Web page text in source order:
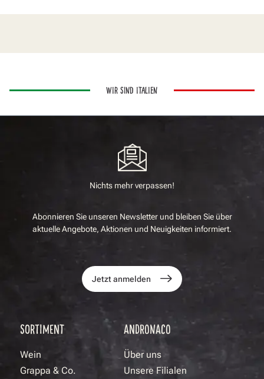
WIR SIND ITALIEN
Nichts mehr verpassen!
Abonnieren Sie unseren Newsletter und bleiben Sie über
aktuelle Angebote, Aktionen und Neuigkeiten informiert.
Jetzt anmelden
SORTIMENT
Wein
Grappa & Co.
ANDRONACO
Über uns
Unsere Filialen